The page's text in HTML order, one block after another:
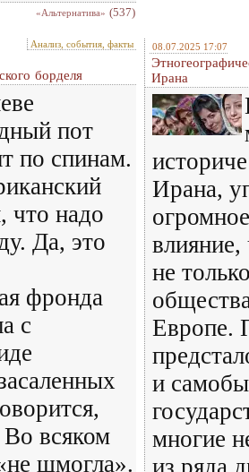
«Альтернатива» (537)
Анализ, события, факты
борделя
пот
по спинам.
что надо
Да, это
фронда
с
всяком
шмогла».
08.07.2025 17:07
Ирана
Ирана,
влияние,
не
Европе.
и
многие
из ряда